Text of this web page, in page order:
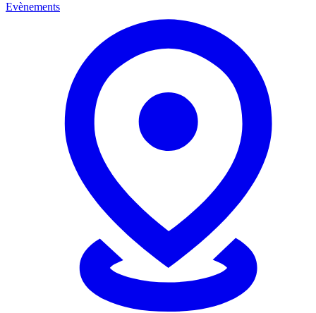
Evènements